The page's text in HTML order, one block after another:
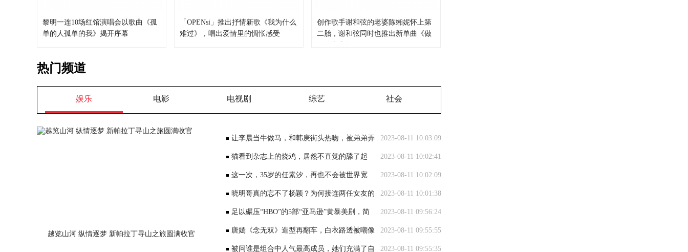
黎明一连10场红馆演唱会以歌曲《孤
单的人孤单的我》揭开序幕
「OPENsi」推出抒情新歌《我为什么
难过》，唱出爱情里的惆怅感受
创作歌手谢和弦的老婆陈缃妮怀上第
二胎，谢和弦同时也推出新单曲《做
热门频道
娱乐 电影 电视剧 综艺 社会
越览山河 纵情逐梦 新帕拉丁寻山之旅圆满收官
2023-08-11 10:03:09
让李晨当牛做马，和韩庚街头热吻，被弟弟弄
进医院，她才是真浪姐 2023-08-11 10:02:41
猫看到杂志上的烧鸡，居然不直觉的舔了起
来，之后一脸懵！ 2023-08-11 10:02:09
这一次，35岁的任素汐，再也不会被世界宽
容！ 2023-08-11 10:01:38
晓明哥真的忘不了杨颖？为何接连两任女友的
长相，都有杨颖的影子 2023-08-11 09:56:24
足以碾压“HBO”的5部“亚马逊”黄暴美剧，简
单粗暴、直奔主题 2023-08-11 09:55:55
唐嫣《念无双》造型再翻车，白衣路透被嘲像
灭绝师太 2023-08-11 09:55:35
被问谁是组合中人气最高成员，她们充满了自